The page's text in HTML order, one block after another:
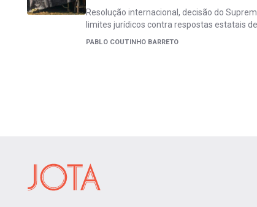
Resolução internacional, decisão do
limites jurídicos contra respostas estatais
PABLO COUTINHO BARRETO